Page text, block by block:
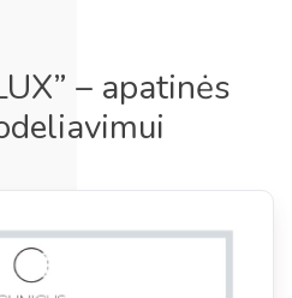
– apatinės